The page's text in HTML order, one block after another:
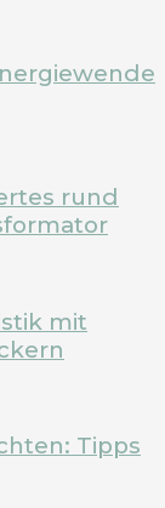
rund
mit
Tipps